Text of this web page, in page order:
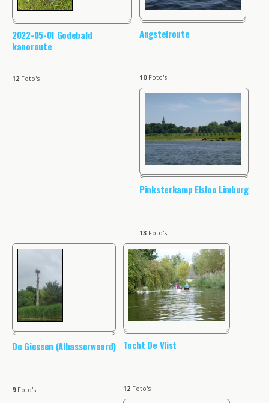
2022-05-01 Godebald
kanoroute
12 Foto's
Angstelroute
10Foto's
Pinksterkamp Elsloo Limburg
13 Foto's
De Giessen (Albasserwaard)
9Foto's
Tocht De Vlist
12 Foto's